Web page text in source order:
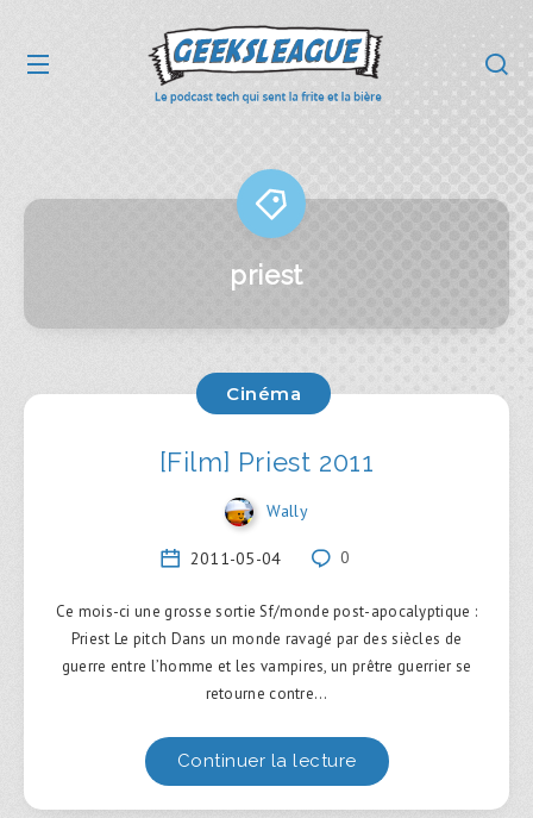
priest
Cinéma
[Film] Priest 2011
Wally
2011-05-04 0
Ce mois-ci une grosse sortie Sf/monde post-apocalyptique :
Priest Le pitch Dans un monde ravagé par des siècles de
guerre entre l’homme et les vampires, un prêtre guerrier se
retourne contre…
Continuer la lecture